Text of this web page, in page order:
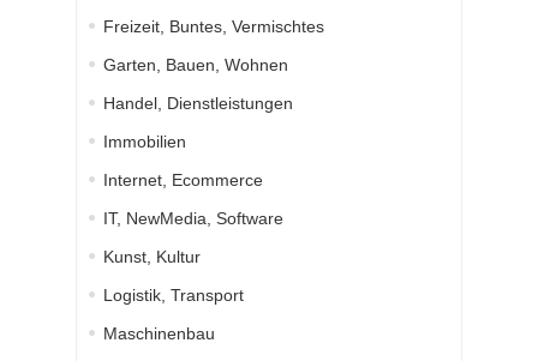
Freizeit, Buntes, Vermischtes
Garten, Bauen, Wohnen
Handel, Dienstleistungen
Immobilien
Internet, Ecommerce
IT, NewMedia, Software
Kunst, Kultur
Logistik, Transport
Maschinenbau